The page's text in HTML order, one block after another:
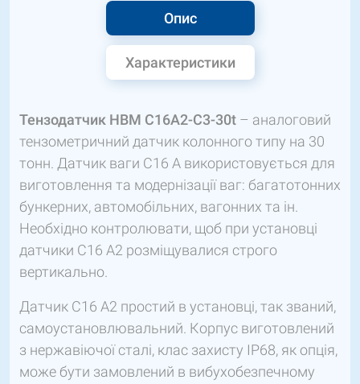
Опис
Характеристики
Тензодатчик HBM C16A2-C3-30t – аналоговий
тензометричний датчик колонного типу на 30
тонн. Датчик ваги C16 A використовується для
виготовлення та модернізації ваг: багатотонних
бункерних, автомобільних, вагонних та ін.
Необхідно контролювати, щоб при установці
датчики C16 A2 розміщувалися строго
вертикально.
Датчик С16 А2 простий в установці, так званий,
самоустановлювальний. Корпус виготовлений
з нержавіючої сталі, клас захисту IP68, як опція,
може бути замовлений в вибухобезпечному